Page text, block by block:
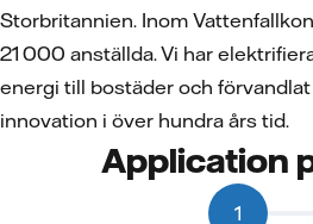
Storbritannien. Inom
21 000 anställda. Vi har
energi till bostäder och
innovation i över hundra års tid.
Application
1